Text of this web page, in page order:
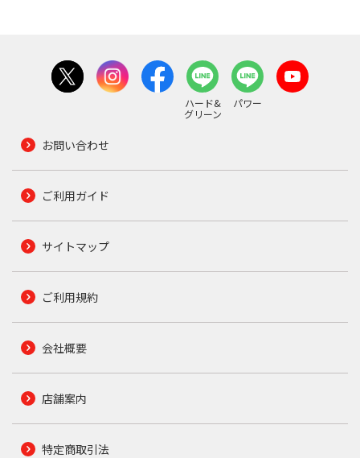
ハード&
グリーン
パワー
お問い合わせ
ご利用ガイド
サイトマップ
ご利用規約
会社概要
店舗案内
特定商取引法